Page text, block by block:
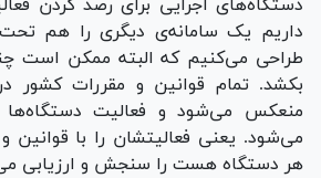
دستگاه‌های اجرایی برای رصد کردن
داریم یک سامانه‌ی دیگری را هم تحت
طراحی می‌کنیم که البته ممکن است
بکشد. تمام قوانین و مقررات کشور
منعکس می‌شود و فعالیت دستگاه‌ها
می‌شود. یعنی فعالیتشان را با قوانین
هر دستگاه هست را سنجش و ارزیابی